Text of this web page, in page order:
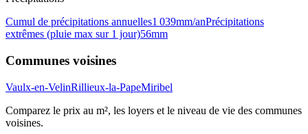
Cumul de précipitations annuelles1 039mm/anPrécipitations
extrêmes (pluie max sur 1 jour)56mm
Communes voisines
Vaulx-en-VelinRillieux-la-PapeMiribel
Comparez le prix au m², les loyers et le niveau de vie des communes
voisines.